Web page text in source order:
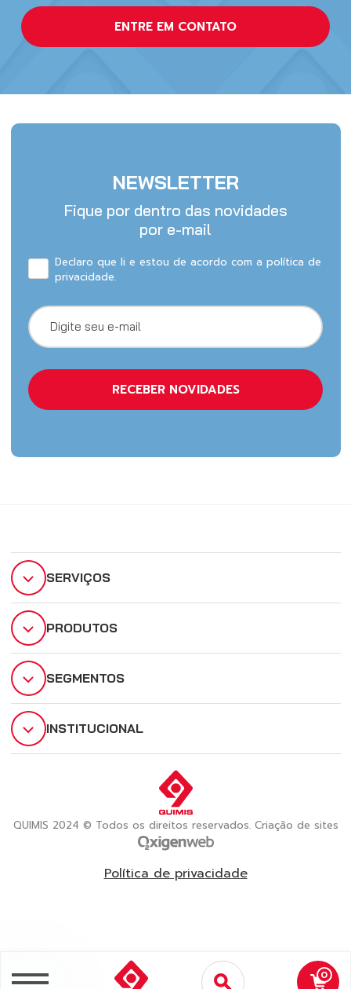
0
ENTRE EM CONTATO
NEWSLETTER
Fique por dentro das novidades
por e-mail
Declaro que li e estou de acordo com a política de
privacidade.
SERVIÇOS
PRODUTOS
SEGMENTOS
INSTITUCIONAL
QUIMIS 2024 © Todos os direitos reservados. Criação de sites
Política de privacidade